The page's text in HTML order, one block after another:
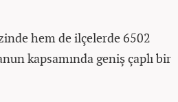
hem de ilçelerde 6502
kapsamında geniş çaplı bir